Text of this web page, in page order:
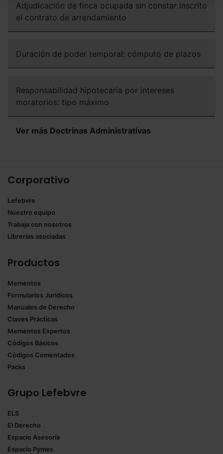
navegador. Si no seleccionas ninguna utilizaremos las
Adjudicación de finca ocupada sin constar inscrito
el contrato de arrendamiento
Duración de poder temporal: cómputo de plazos
Responsabilidad hipotecaria por intereses
moratorios: tipo máximo
Ver más Doctrinas Administrativas
Corporativo
Lefebvre
Nuestro equipo
Trabaja con nosotros
Librerías asociadas
Productos
Mementos
Formularios Jurídicos
Manuales de Derecho
Claves Prácticas
Mementos Expertos
Códigos Básicos
Códigos Comentados
Packs
Grupo Lefebvre
ELS
El Derecho
Espacio Asesoría
Espacio Pymes